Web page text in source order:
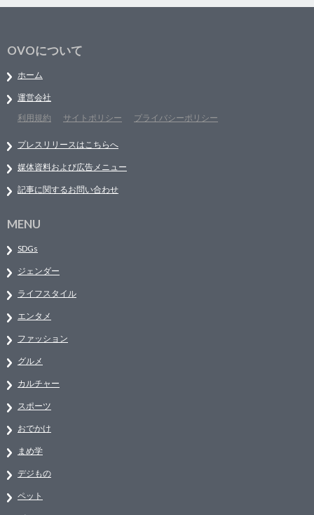
OVOについて
ホーム
運営会社
利用規約
サイトポリシー プライバシーポリシー
プレスリリースはこちらへ
媒体資料および広告メニュー
記事に関するお問い合わせ
MENU
SDGs
ジェンダー
ライフスタイル
エンタメ
ファッション
グルメ
カルチャー
スポーツ
おでかけ
まめ学
デジもの
ペット